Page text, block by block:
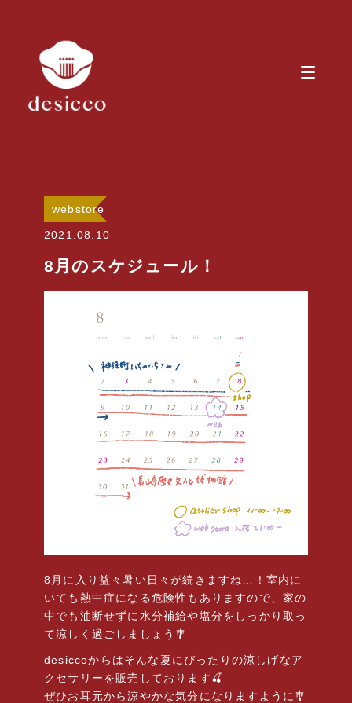
webstore
2021.08.10
8月のスケジュール！
8月に入り益々暑い日々が続きますね…！室内に
いても熱中症になる危険性もありますので、家の
中でも油断せずに水分補給や塩分をしっかり取っ
て涼しく過ごしましょう🎐
desiccoからはそんな夏にぴったりの涼しげなア
クセサリーを販売しております🍒
ぜひお耳元から涼やかな気分になりますように🎐